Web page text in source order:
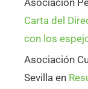
Asociacion
Carta del
con los
Asociación
Sevilla en